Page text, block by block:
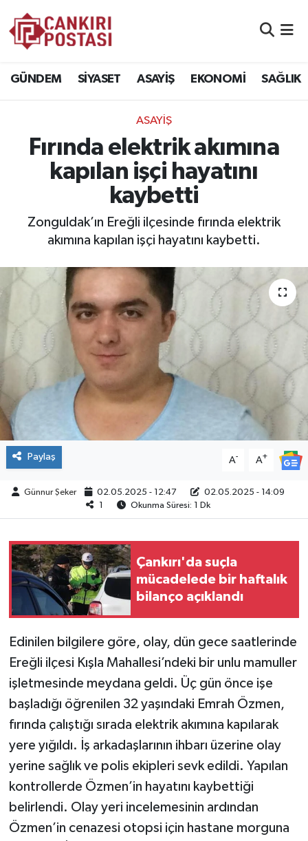
GÜNDEM SİYASET ASAYİŞ EKONOMİ SAĞLIK
ASAYİŞ
Fırında elektrik akımına
kapılan işçi hayatını
kaybetti
Zonguldak’ın Ereğli ilçesinde fırında elektrik
akımına kapılan işçi hayatını kaybetti.
Paylaş A- A+
Günnur Şeker 02.05.2025 - 12:47
02.05.2025 - 14:09
Okunma Süresi: 1 Dk
Çankırı'da suçla
mücadelede bir haftalık
bilanço açıklandı
Edinilen bilgilere göre, olay, dün gece saatlerinde
Ereğli ilçesi Kışla Mahallesi’ndeki bir unlu mamuller
işletmesinde meydana geldi. Üç gün önce işe
başladığı öğrenilen 32 yaşındaki Emrah Özmen,
fırında çalıştığı sırada elektrik akımına kapılarak
yere yığıldı. İş arkadaşlarının ihbarı üzerine olay
yerine sağlık ve polis ekipleri sevk edildi. Yapılan
kontrollerde Özmen’in hayatını kaybettiği
belirlendi. Olay yeri incelemesinin ardından
Özmen’in cenazesi otopsi için hastane morguna
EKONOMİ
SPOR
YAŞAM
ÇEVRE
İLÇELER
RESMİ İLANLAR
KÜLTÜR
MAGAZİN
VEFAT
BİLİM&TEKNOLOJİ
BÖLGE
TÜRKİYE
DÜNYA
Trafik Durumu
Süper Lig Puan Durumu ve Fikstür
Tüm Manşetler
Haber Arşivi